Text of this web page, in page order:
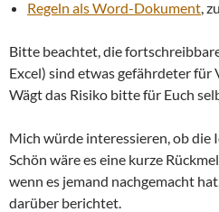
Regeln als Word-Dokument ,
Bitte beachtet, die
Excel) sind etwas gefährdeter für
Wägt das Risiko bitte für Euch
Mich würde interessieren, ob die
Schön wäre es eine kurze
wenn es jemand nachgemacht
darüber berichtet.